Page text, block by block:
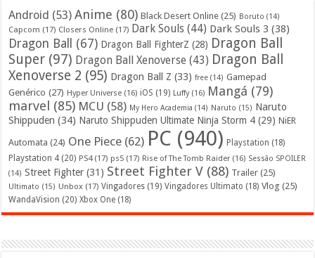
Android (53) Anime (80) Black Desert Online (25) Boruto (14)
Capcom (17) Closers Online (17) Dark Souls (44) Dark Souls 3 (38)
Dragon Ball (67) Dragon Ball FighterZ (28) Dragon Ball
Super (97) Dragon Ball Xenoverse (43) Dragon Ball
Xenoverse 2 (95) Dragon Ball Z (33) free (14) Gamepad
Genérico (27) Hyper Universe (16) iOS (19) Luffy(16) Mangá (79)
marvel (85) MCU (58) My Hero Academia (14) Naruto (15) Naruto
Shippuden (34) Naruto Shippuden Ultimate Ninja Storm 4 (29) NiER
Automata (24) One Piece (62) PC (940) Playstation (18)
Playstation 4 (20) PS4(17) ps5 (17) Rise of The Tomb Raider (16) Sessão SPOILER
(14) Street Fighter (31) Street Fighter V (88) Trailer (25)
Ultimato (15) Unbox (17) Vingadores (19) Vingadores Ultimato (18) Vlog (25)
WandaVision (20) Xbox One (18)